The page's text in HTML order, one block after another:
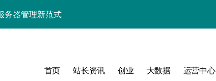
务器管理新范式
新引擎
与平台化双轮驱动
首页 站长资讯 创业 大数据 运营中心